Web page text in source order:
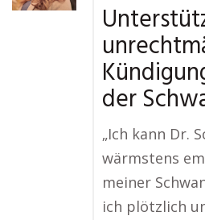
der
„Ich kann Dr.
wärmstens
meiner
ich plötzlich